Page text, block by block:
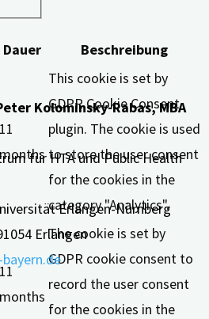
Kolominsky-Rabas, MBA
für HTA und Public Health
Erlangen-Nürnberg
Erlangen
Dauer Beschreibung
11
months
This cookie is set by
GDPR Cookie Consent
plugin. The cookie is used
to store the user consent
for the cookies in the
category "Analytics".
11
months
The cookie is set by
GDPR cookie consent to
record the user consent
for the cookies in the